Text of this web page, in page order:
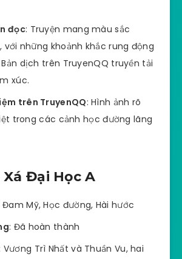
đọc: Truyện mang màu sắc
với những khoảnh khắc rung động
dịch trên TruyenQQ truyền tải
xúc.
trên TruyenQQ: Hình ảnh rõ
trong các cảnh học đường lãng
Xá Đại Học A
Đam Mỹ, Học đường, Hài hước
: Đã hoàn thành
: Vương Trì Nhất và Thuần Vu, hai